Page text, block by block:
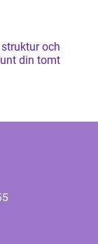
din tomt